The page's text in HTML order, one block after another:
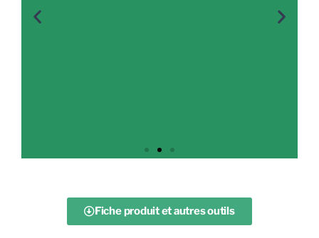
🎁 Don de 0,50 € par kit reversé au
Fiche produit et autres outils